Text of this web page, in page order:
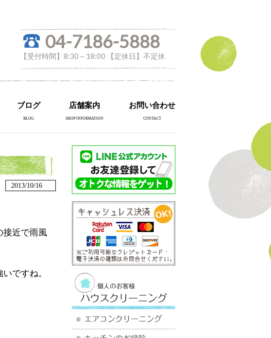
04-7186-5888
【受付時間】8:30～18:00 【定休日】不定休
ブログ
BLOG
店舗案内
SHOP INFORMATION
お問い合わせ
CONTACT
2013/10/16
接近で雨風
ですね。